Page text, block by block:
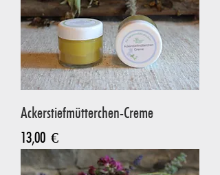
Ackerstiefmütterchen-Creme
Preis
13,00 €